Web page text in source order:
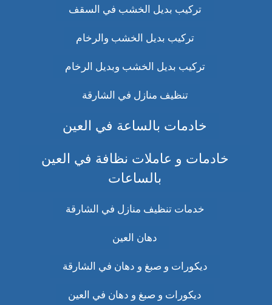
تركيب بديل الخشب في السقف
تركيب بديل الخشب والرخام
تركيب بديل الخشب وبديل الرخام
تنظيف منازل في الشارقة
خادمات بالساعة في العين
خادمات و عاملات نظافة في العين
بالساعات
خدمات تنظيف منازل في الشارقة
دهان العين
ديكورات و صبغ و دهان في الشارقة
ديكورات و صبغ و دهان في العين